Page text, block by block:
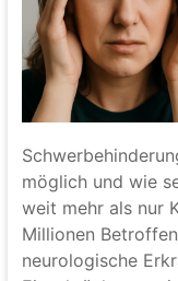
möglich und wie
weit mehr als nur
Millionen
neurologische